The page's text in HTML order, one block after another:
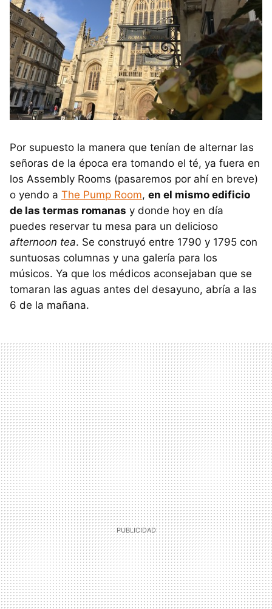
Por supuesto la manera que tenían de alternar las
señoras de la época era tomando el té, ya fuera en
los Assembly Rooms (pasaremos por ahí en breve)
o yendo a The Pump Room, en el mismo edificio
de las termas romanas y donde hoy en día
puedes reservar tu mesa para un delicioso
afternoon tea. Se construyó entre 1790 y 1795 con
suntuosas columnas y una galería para los
músicos. Ya que los médicos aconsejaban que se
tomaran las aguas antes del desayuno, abría a las
6 de la mañana.